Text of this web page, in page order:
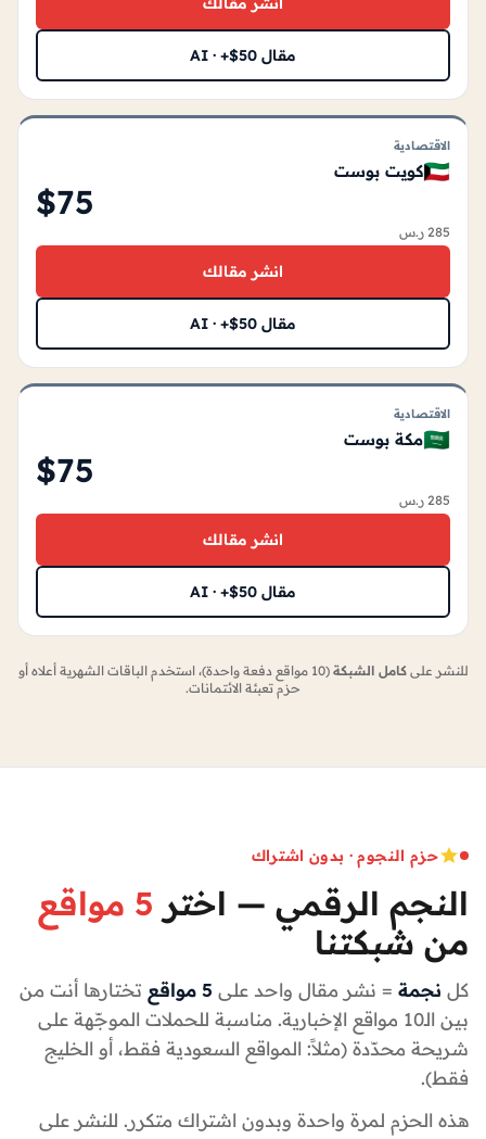
مقال AI · +$50
الاقتصادية
🇰🇼كويت بوست
$75
285 ر.س
انشر مقالك
مقال AI · +$50
الاقتصادية
🇸🇦مكة بوست
$75
285 ر.س
انشر مقالك
مقال AI · +$50
للنشر علىكامل الشبكة
(10 مواقع دفعة واحدة)، استخدم الباقات الشهرية أعلاه أو
حزم تعبئة الائتمانات.
حزم النجوم · بدون اشتراك
النجم الرقمي — اختر 5 مواقع
من شبكتنا
كل نجمة = نشر مقال واحد على 5 مواقع
تختارها أنت من
بين الـ10 مواقع الإخبارية. مناسبة للحملات الموجّهة على
شريحة محدّدة (مثلاً: المواقع السعودية فقط، أو الخليج
فقط).
هذه الحزم لمرة واحدة وبدون اشتراك متكرر. للنشر على